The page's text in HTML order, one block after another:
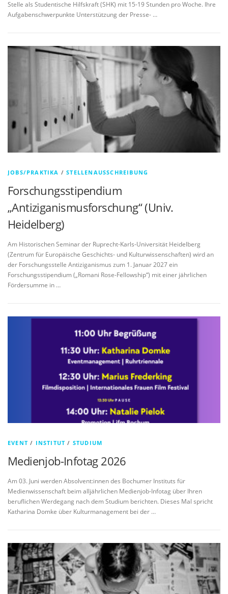
Stelle als Studentische Hilfskraft (SHK) mit 15-19 Stunden pro Woche. Ihre
Aufgabenschwerpunkte Unterstützung der Presse- …
JOBS/PRAKTIKA /STELLENAUSSCHREIBUNG
Forschungsstipendium
„Antiziganismusforschung“ (Univ.
Heidelberg)
Am Historischen Seminar der Ruprecht-Karls-Universität Heidelberg
(Zentrum für Europäische Geschichts- und Kulturwissenschaften) wird an
der Forschungsstelle Antiziganismus zum 1. Januar 2027 ein
Forschungsstipendium („Romani Rose-Fellowship“) mit einer jährlichen
Fördersumme in …
EVENT / INSTITUT / STUDIUM
Medienjob-Infotag 2026
Am 03. Juni werden Absolvent:innen des Bochumer Instituts für
Medienwissenschaft beim alljährlichen Medienjob-Infotag über Ihren
beruflichen Werdegang nach dem Studium berichten. Dieses Mal spricht
Katharina Domke über Kulturmanagement bei der …